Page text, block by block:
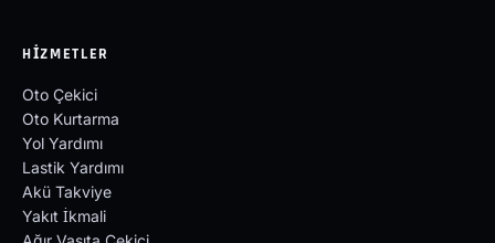
HIZMETLER
Oto Çekici
Oto Kurtarma
Yol Yardımı
Lastik Yardımı
Akü Takviye
Yakıt İkmali